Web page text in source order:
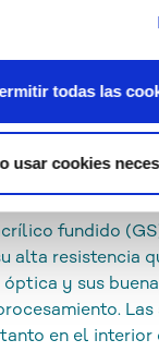
todas las
usar cookies
fundido
alta resistencia
y sus
Las
en el interior